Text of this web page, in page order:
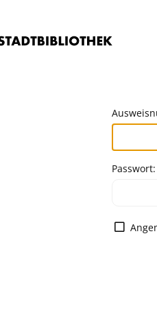
Passwort: